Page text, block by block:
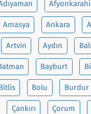
Amasya Ankara
Artvin Aydın
Bayburt
Bolu Burdur
Çankırı Çorum